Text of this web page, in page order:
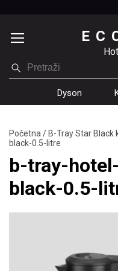
Dyson
Početna /B-Tray Star Black
black-0.5-litre
b-tray-
black-0.5-